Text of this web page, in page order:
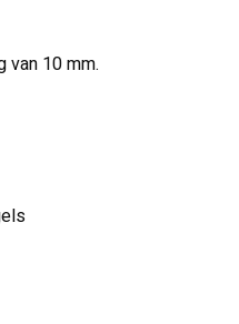
van 10 mm.